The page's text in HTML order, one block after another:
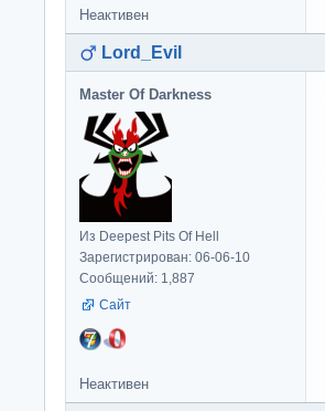
Неактивен
Lord_Evil
Master Of Darkness
Из Deepest Pits Of Hell
Зарегистрирован: 06-06-10
Сообщений: 1,887
Сайт
Неактивен